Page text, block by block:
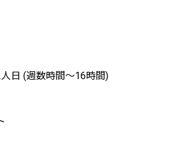
日 (週数時間〜16時間)